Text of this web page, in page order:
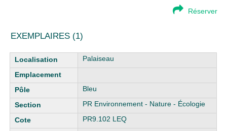
Réserver
EXEMPLAIRES (1)
Liste des exemplaires Palaiseau
Bleu
PR Environnement - Nature - Écologie
PR9.102 LEQ